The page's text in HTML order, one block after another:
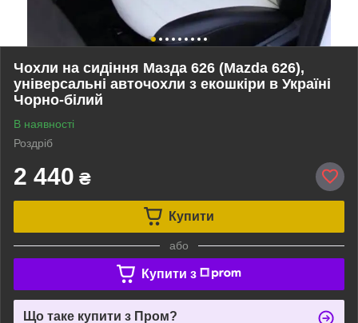
Чохли на сидіння Мазда 626 (Mazda 626),
універсальні авточохли з екошкіри в Україні
Чорно-білий
В наявності
Роздріб
2 440 ₴
Купити
або
Купити з
Що таке купити з Пром?